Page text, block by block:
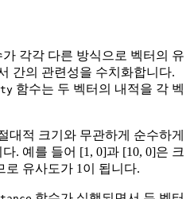
각각 다른 방식으로 벡터의 유
간의 관련성을 수치화합니다.
함수는 두 벡터의 내적을 각 벡
대적 크기와 무관하게 순수하게
. 예를 들어 [1, 0]과 [10, 0]은 크
로 유사도가 1이 됩니다.